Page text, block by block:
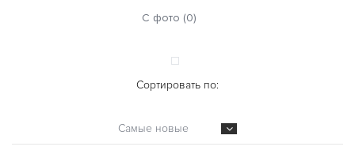
С фото (0)
Сортировать по:
Самые новые